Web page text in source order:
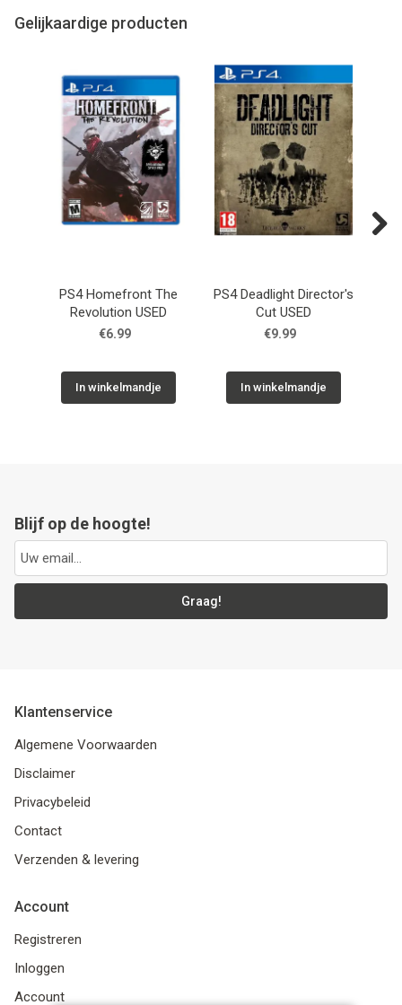
Gelijkaardige producten
PS4 Homefront The
Revolution USED
€6.99
In winkelmandje
PS4 Deadlight Director's
Cut USED
€9.99
In winkelmandje
Blijf op de hoogte!
Graag!
Klantenservice
Algemene Voorwaarden
Disclaimer
Privacybeleid
Contact
Verzenden & levering
Account
Registreren
Inloggen
Account